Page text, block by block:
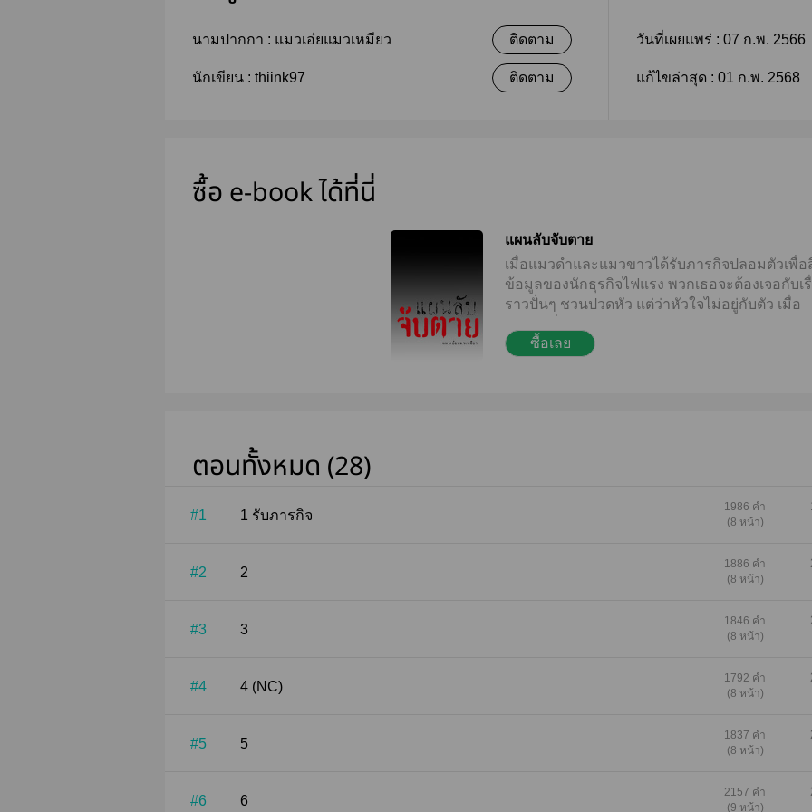
นามปากกา : แมวเอ๋ยแมวเหมียว ติดตาม
นักเขียน : thiink97 ติดตาม
วันที่เผยแพร่ : 07 ก.พ. 2566
แก้ไขล่าสุด : 01 ก.พ. 2568
ซื้อ e-book ได้ที่นี่
แผนลับจับตาย
เมื่อแมวดำและแมวขาวได้รับภารกิจปลอมตัวเพื่อ
ข้อมูลของนักธุรกิจไฟแรง พวกเธอจะต้องเจอกับเ
ราวปั่นๆ ชวนปวดหัว แต่ว่าหัวใจไม่อยู่กับตัว เมื่อ
ซื้อเลย
ตอนทั้งหมด (28)
#1 1 รับภารกิจ
1986 คำ
(8 หน้า)
#2 2
1886 คำ
(8 หน้า)
#3 3
1846 คำ
(8 หน้า)
#4 4 (NC)
1792 คำ
(8 หน้า)
#5 5
1837 คำ
(8 หน้า)
#6 6
2157 คำ
(9 หน้า)